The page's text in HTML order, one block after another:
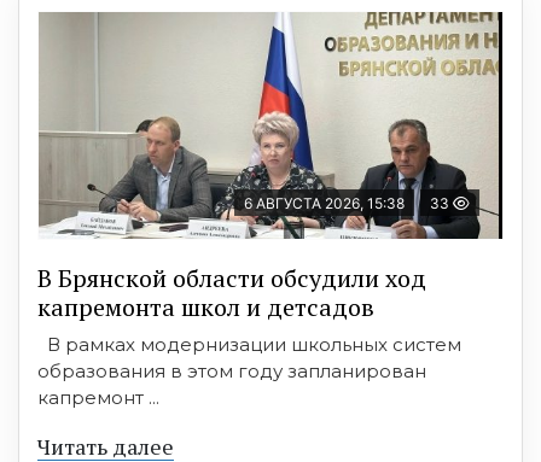
6 АВГУСТА 2026, 15:38 33
В Брянской области обсудили ход
капремонта школ и детсадов
В рамках модернизации школьных систем
образования в этом году запланирован
капремонт ...
Читать далее